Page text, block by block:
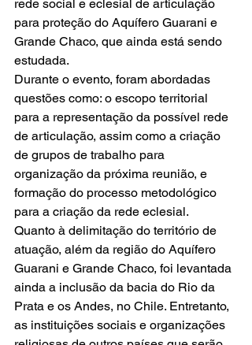
rede social e eclesial de articulação
para proteção do Aquífero Guarani e
Grande Chaco, que ainda está sendo
estudada.
Durante o evento, foram abordadas
questões como: o escopo territorial
para a representação da possível rede
de articulação, assim como a criação
de grupos de trabalho para
organização da próxima reunião, e
formação do processo metodológico
para a criação da rede eclesial.
Quanto à delimitação do território de
atuação, além da região do Aquífero
Guarani e Grande Chaco, foi levantada
ainda a inclusão da bacia do Rio da
Prata e os Andes, no Chile. Entretanto,
as instituições sociais e organizações